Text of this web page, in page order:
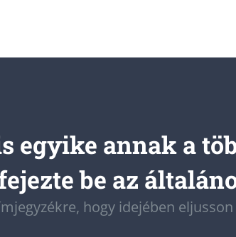
egyike annak a
be az
hogy idejében